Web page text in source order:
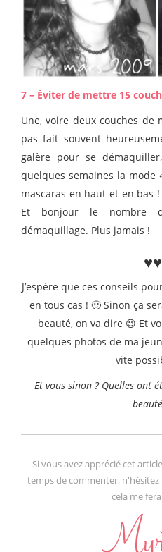
7 – Éviter de mettre 15
Une, voire deux couches de
pas fait souvent
galère pour se
quelques semaines la mode
mascaras en haut et en bas
Et bonjour le nombre
démaquillage. Plus jamais !
J’espère que ces conseils
en tous cas ! 🙂 Sinon ça
beauté, on va dire 😉 Et
quelques photos de ma
vite
Et vous sinon ? Quelles ont
Si vous avez apprécié cet
temps de commenter, n'hésitez
cela me